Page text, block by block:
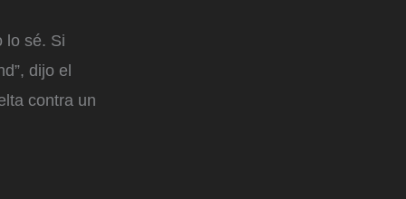
lo sé. Si
dijo el
contra un